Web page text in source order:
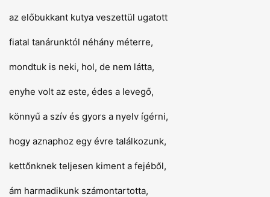
az előbukkant kutya veszettül ugatott
fiatal tanárunktól néhány méterre,
mondtuk is neki, hol, de nem látta,
enyhe volt az este, édes a levegő,
könnyű a szív és gyors a nyelv ígérni,
hogy aznaphoz egy évre találkozunk,
kettőnknek teljesen kiment a fejéből,
ám harmadikunk számontartotta,